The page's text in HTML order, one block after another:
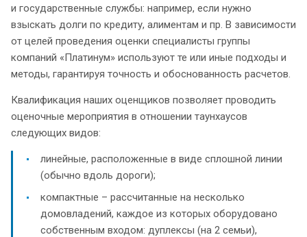
и государственные службы: например, если нужно
взыскать долги по кредиту, алиментам и пр. В зависимости
от целей проведения оценки специалисты группы
компаний «Платинум» используют те или иные подходы и
методы, гарантируя точность и обоснованность расчетов.
Квалификация наших оценщиков позволяет проводить
оценочные мероприятия в отношении таунхаусов
следующих видов:
линейные, расположенные в виде сплошной линии
(обычно вдоль дороги);
компактные – рассчитанные на несколько
домовладений, каждое из которых оборудовано
собственным входом: дуплексы (на 2 семьи),